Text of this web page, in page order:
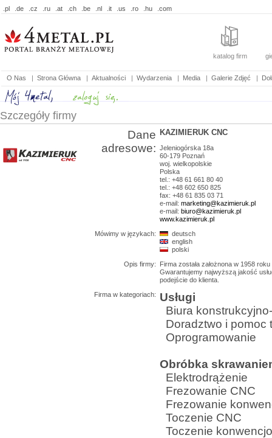
.pl .de .cz .ru .at .ch .be .nl .it .us .ro .hu .com
katalog firm
O Nas | Strona Główna | Aktualności | Wydarzenia | Media | Galerie Zdjęć |
Szczegóły firmy
Dane
adresowe:
KAZIMIERUK CNC
Jeleniogórska 18a
60-179 Poznań
woj. wielkopolskie
Polska
tel.: +48 61 661 80 40
tel.: +48 602 650 825
fax: +48 61 835 03 71
e-mail: marketing@kazimieruk.pl
e-mail: biuro@kazimieruk.pl
www.kazimieruk.pl
Mówimy w językach:
deutsch
english
polski
Opis firmy:
Firma została założnona w 1958
Gwarantujemy najwyższą jakość
podejście do klienta.
Firma w kategoriach:
Usługi
Biura
Doradztwo i pomoc
Oprogramowanie
Obróbka
Elektrodrążenie
Frezowanie CNC
Frezowanie
Toczenie CNC
Toczenie